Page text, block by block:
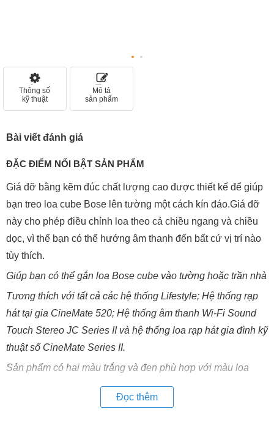
Thông số
kỹ thuật
Mô tả
sản phẩm
Bài viết đánh giá
ĐẶC ĐIỂM NỔI BẬT SẢN PHẨM
Giá đỡ bằng kẽm đúc chất lượng cao được thiết kế để giúp
bạn treo loa cube Bose lên tường một cách kín đáo.Giá đỡ
này cho phép điều chỉnh loa theo cả chiều ngang và chiều
dọc, vì thế bạn có thể hướng âm thanh đến bất cứ vị trí nào
tùy thích.
Giúp bạn có thể gắn loa Bose cube vào tường hoặc trần nhà
Tương thích với tất cả các hệ thống Lifestyle; Hệ thống rạp
hát tại gia CineMate 520; Hệ thống âm thanh Wi-Fi Sound
Touch Stereo JC Series II và hệ thống loa rạp hát gia đình kỹ
thuật số CineMate Series II.
Sản phẩm có hai màu trắng và đen phù hợp với màu loa
Đọc thêm